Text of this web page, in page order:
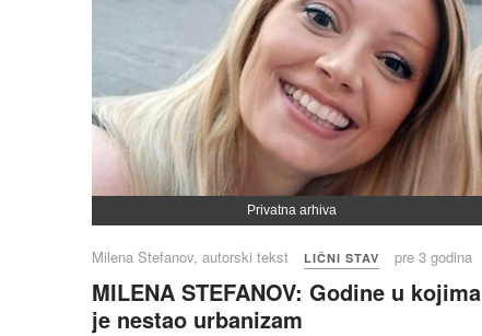
Privatna arhiva
Milena Stefanov, autorski tekst LIČNI STAV pre 3 godina
MILENA STEFANOV: Godine u kojima
je nestao urbanizam